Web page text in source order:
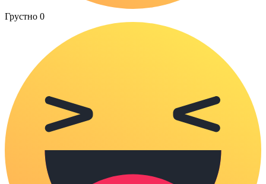
Грустно 0